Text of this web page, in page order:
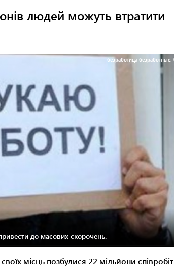
людей можуть втратити
безработица безработные.
до масових скорочень.
місць позбулися 22 мільйони